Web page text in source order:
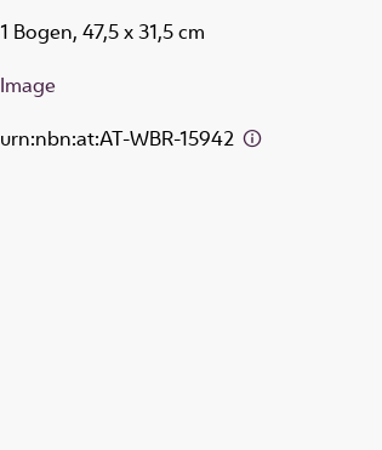
1 Bogen, 47,5 x 31,5 cm
Image
urn:nbn:at:AT-WBR-15942